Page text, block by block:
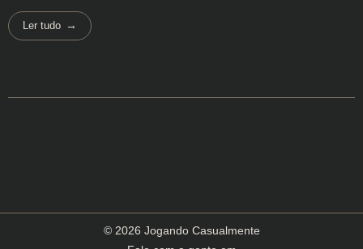
Ler tudo
© 2026 Jogando Casualmente